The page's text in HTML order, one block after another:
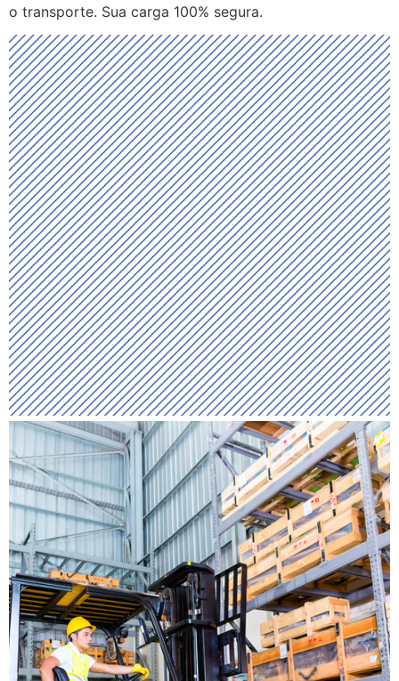
o transporte. Sua carga 100% segura.